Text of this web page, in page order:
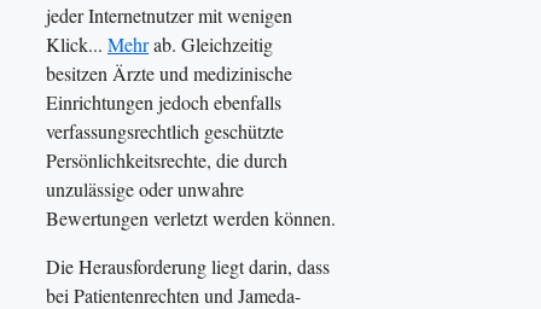
jeder Internetnutzer mit wenigen
Klick... Mehrab. Gleichzeitig
besitzen Ärzte und medizinische
Einrichtungen jedoch ebenfalls
verfassungsrechtlich geschützte
Persönlichkeitsrechte, die durch
unzulässige oder unwahre
Bewertungen verletzt werden können.
Die Herausforderung liegt darin, dass
bei Patientenrechten und Jameda-